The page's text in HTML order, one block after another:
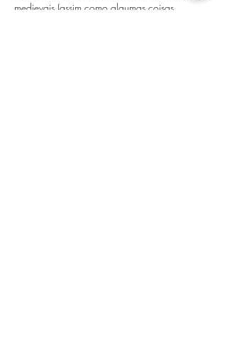
medievais (assim como algumas coisas…